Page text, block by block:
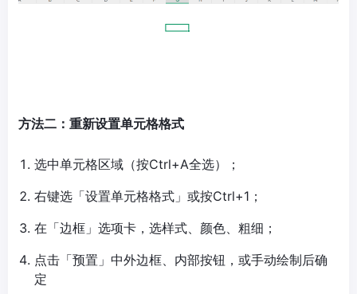
方法二：重新设置单元格格式
选中单元格区域（按Ctrl+A全选）；
右键选「设置单元格格式」或按Ctrl+1；
在「边框」选项卡，选样式、颜色、粗细；
点击「预置」中外边框、内部按钮，或手动绘制后确
定